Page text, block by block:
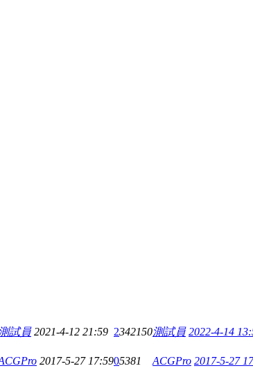
測試員 2021-4-12 21:59 2342150測試員 2022-4-14
2017-5-27 17:5905381 ACGPro 2017-5-27